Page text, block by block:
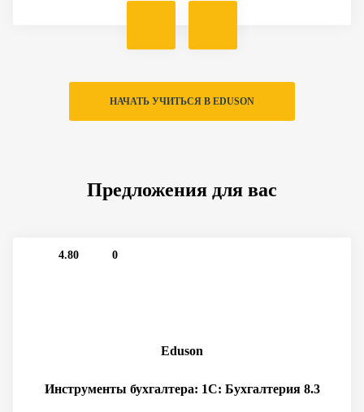
НАЧАТЬ УЧИТЬСЯ В EDUSON
Предложения для вас
4.80 0
Eduson
Инструменты бухгалтера: 1C: Бухгалтерия 8.3